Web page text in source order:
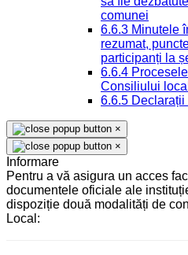
comunei
6.6.3 Minutele
rezumat,
participanți la
6.6.4
Consiliului
6.6.5
×
×
Informare
Pentru a vă asigura un acces
documentele oficiale ale
dispoziție două modalități de
Local: